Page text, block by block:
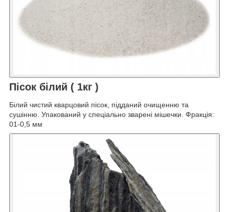
Пісок білий ( 1кг )
Білий чистий кварцовий пісок, підданий очищенню та
сушінню. Упакований у спеціально зварені мішечки. Фракція:
01-0,5 мм